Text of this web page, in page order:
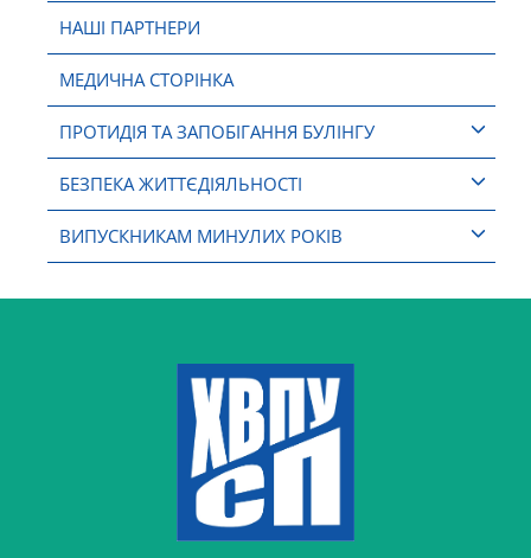
НАШІ ПАРТНЕРИ
МЕДИЧНА СТОРІНКА
ПРОТИДІЯ ТА ЗАПОБІГАННЯ БУЛІНГУ
БЕЗПЕКА ЖИТТЄДІЯЛЬНОСТІ
ВИПУСКНИКАМ МИНУЛИХ РОКІВ